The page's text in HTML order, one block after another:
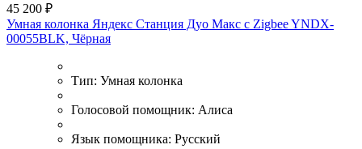
45 200 ₽
Умная колонка Яндекс Станция Дуо Макс c Zigbee YNDX-
00055BLK, Чёрная
Тип: Умная колонка
Голосовой помощник: Алиса
Язык помощника: Русский